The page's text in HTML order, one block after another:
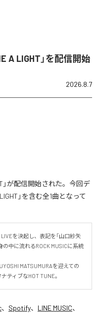
A LIGHT」を配信開始
2026.8.7
」が配信開始された。今回デ
」を含む全1曲となって
を決起し、表記を「山口紗矢
の中に流れるROCK MUSICに系統
MATSUMURAを迎えての
ティブなHOT TUNE。
、 Spotify、 LINE MUSIC、